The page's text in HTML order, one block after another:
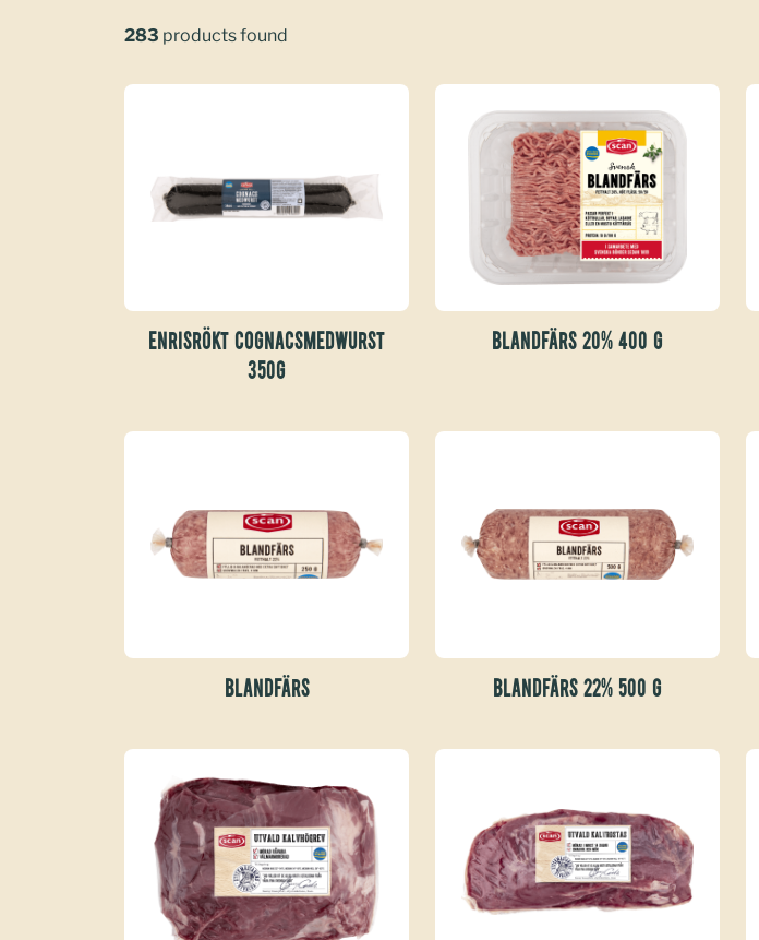
283 products found
ENRISRÖKT COGNACSMEDWURST
350G
BLANDFÄRS 20% 400 G
BLANDFÄRS BLANDFÄRS 22% 500 G